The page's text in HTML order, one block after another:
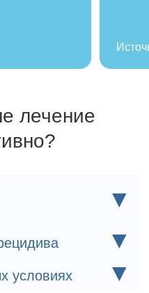
лечение
▼
любые проявления▼
связанного с
условиях ▼